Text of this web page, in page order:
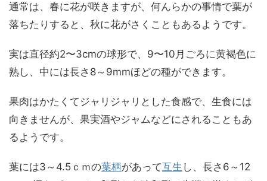
通常は、春に花が咲きますが、何んらかの事情で葉が
落ちたりすると、秋に花がさくこともあるようです。
実は直径約2〜3cmの球形で、9〜10月ごろに黄褐色に
熟し、中には長さ8～9mmほどの種ができます。
果肉はかたくてジャリジャリとした食感で、生食には
向きませんが、果実酒やジャムなどにされることもあ
るようです。
葉には3～4.5ｃｍの葉柄があって互生 し、長さ6～12